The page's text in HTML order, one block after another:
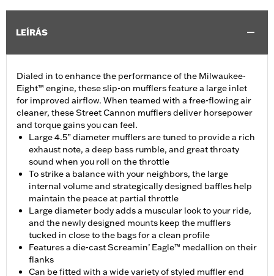
LEÍRÁS
Dialed in to enhance the performance of the Milwaukee-
Eight™ engine, these slip-on mufflers feature a large inlet
for improved airflow. When teamed with a free-flowing air
cleaner, these Street Cannon mufflers deliver horsepower
and torque gains you can feel.
Large 4.5” diameter mufflers are tuned to provide a rich
exhaust note, a deep bass rumble, and great throaty
sound when you roll on the throttle
To strike a balance with your neighbors, the large
internal volume and strategically designed baffles help
maintain the peace at partial throttle
Large diameter body adds a muscular look to your ride,
and the newly designed mounts keep the mufflers
tucked in close to the bags for a clean profile
Features a die-cast Screamin’ Eagle™ medallion on their
flanks
Can be fitted with a wide variety of styled muffler end